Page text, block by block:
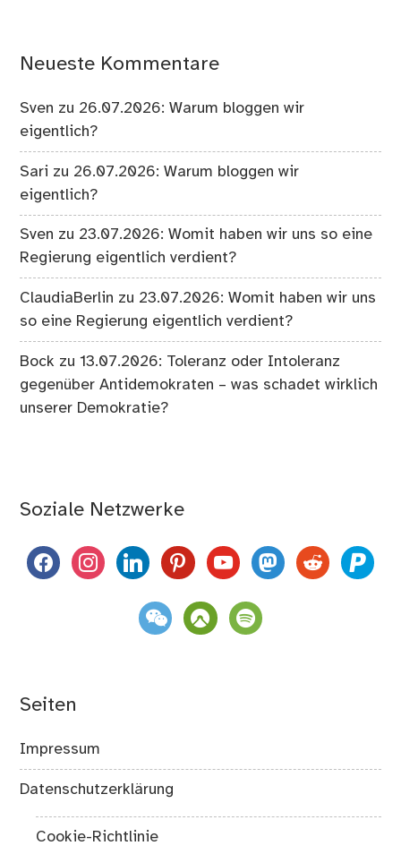
Neueste Kommentare
Sven zu 26.07.2026: Warum bloggen wir
eigentlich?
Sari zu 26.07.2026: Warum bloggen wir
eigentlich?
Sven zu 23.07.2026: Womit haben wir uns so eine
Regierung eigentlich verdient?
ClaudiaBerlin zu 23.07.2026: Womit haben wir uns
so eine Regierung eigentlich verdient?
Bock zu13.07.2026: Toleranz oder Intoleranz
gegenüber Antidemokraten – was schadet wirklich
unserer Demokratie?
Soziale Netzwerke
facebookinstagramlinkedinpinterestyoutubemastodon
reddit paypal
weixin komootspotify
Seiten
Impressum
Datenschutzerklärung
Cookie-Richtlinie